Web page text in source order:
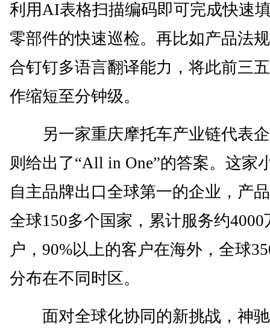
利用AI表格扫描编码即可完成快速
零部件的快速巡检。再比如产品法
合钉钉多语言翻译能力，将此前三
作缩短至分钟级。
另一家重庆摩托车产业链代表企
则给出了“All in One”的答案。这家
自主品牌出口全球第一的企业，产
全球150多个国家，累计服务约4000
户，90%以上的客户在海外，全球
分布在不同时区。
面对全球化协同的新挑战，神驰